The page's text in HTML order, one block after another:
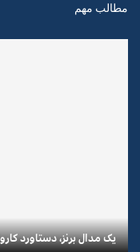
مطالب مهم
یک مدال برنز، دستاورد